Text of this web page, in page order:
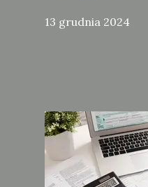
13 grudnia 2024